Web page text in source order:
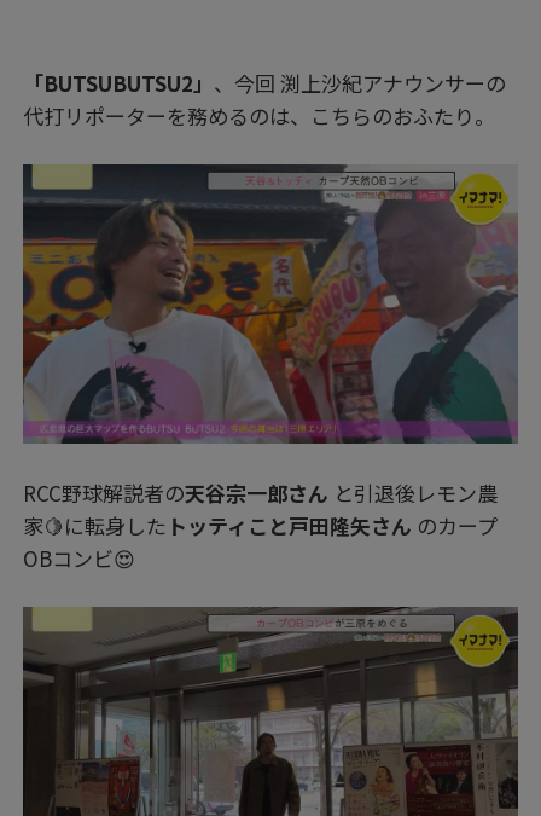
「BUTSUBUTSU2」 、今回 渕上沙紀アナウンサーの
代打リポーターを務めるのは、こちらのおふたり。
RCC野球解説者の天谷宗一郎さん と引退後レモン農
家🍋に転身した トッティこと戸田隆矢さん のカープ
OBコンビ😍